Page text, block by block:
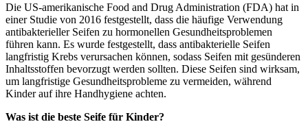
Die US-amerikanische Food and Drug Administration (FDA) hat in
einer Studie von 2016 festgestellt, dass die häufige Verwendung
antibakterieller Seifen zu hormonellen Gesundheitsproblemen
führen kann. Es wurde festgestellt, dass antibakterielle Seifen
langfristig Krebs verursachen können, sodass Seifen mit gesünderen
Inhaltsstoffen bevorzugt werden sollten. Diese Seifen sind wirksam,
um langfristige Gesundheitsprobleme zu vermeiden, während
Kinder auf ihre Handhygiene achten.
Was ist die beste Seife für Kinder?